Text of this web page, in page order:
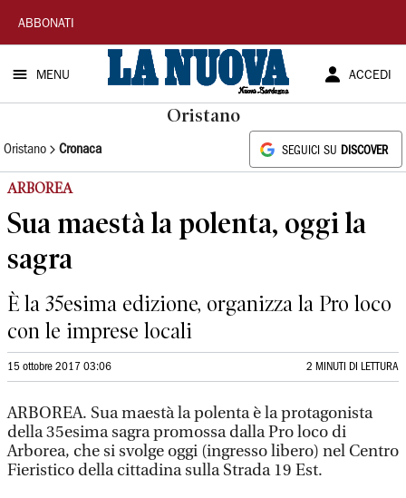
La
Nuova
Sardegna
ABBONATI
MENU ACCEDI
Oristano
Oristano Cronaca SEGUICI SU DISCOVER
ARBOREA
Sua maestà la polenta, oggi la
sagra
È la 35esima edizione, organizza la Pro loco
con le imprese locali
15 ottobre 2017 03:06 2 MINUTI DI LETTURA
ARBOREA. Sua maestà la polenta è la protagonista
della 35esima sagra promossa dalla Pro loco di
Arborea, che si svolge oggi (ingresso libero) nel Centro
Fieristico della cittadina sulla Strada 19 Est.